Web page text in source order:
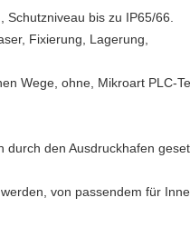
Schutzniveau bis zu IP65/66.
Fixierung, Lagerung,
Wege, ohne, Mikroart PLC-
den Ausdruckhafen
von passendem für